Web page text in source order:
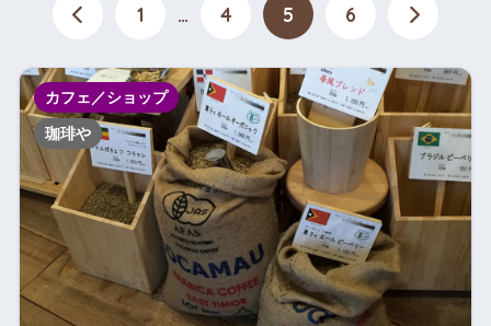
1 … 4 5 6
カフェ／ショップ
珈琲や